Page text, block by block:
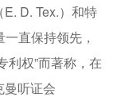
D. Tex.）和特
直保持领先，
利权”而著称，在
听证会